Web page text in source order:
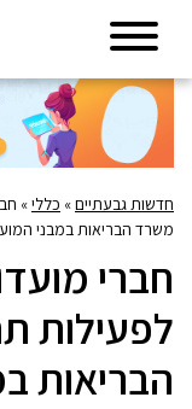
חדשות גבעתיים» כללי»
משרד הבריאות במבני
חברי
לפעילות
הבריאות